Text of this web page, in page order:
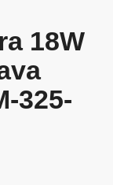
18W
325-